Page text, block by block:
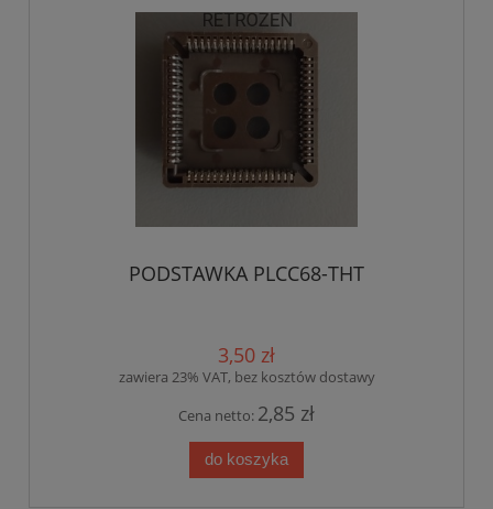
PODSTAWKA PLCC68-THT
3,50 zł
zawiera 23% VAT, bez kosztów dostawy
Cena netto: 2,85 zł
do koszyka